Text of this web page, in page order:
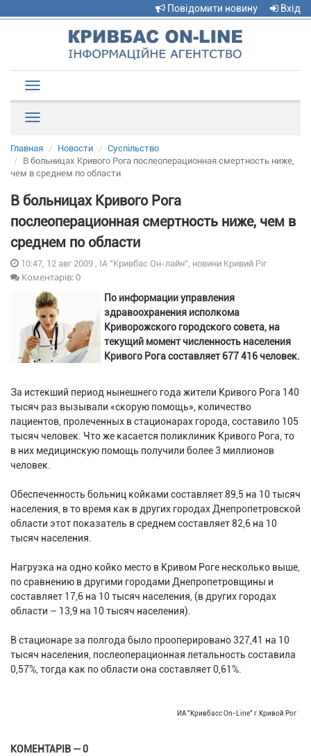
Повідомити новину Вхід
navigation
Главная Новости
Суспільство
В больницах Кривого Рога послеоперационная смертность ниже,
чем в среднем по области
В больницах Кривого Рога
послеоперационная смертность ниже, чем в
среднем по области
10:47, 12 авг 2009 , ІА "Кривбас Он-лайн", новини Кривий Ріг
Коментарів: 0
По информации управления
здравоохранения исполкома
Криворожского городского совета, на
текущий момент численность населения
Кривого Рога составляет 677 416 человек.
За истекший период нынешнего года жители Кривого Рога 140
тысяч раз вызывали «скорую помощь», количество
пациентов, пролеченных в стационарах города, составило 105
тысяч человек. Что же касается поликлиник Кривого Рога, то
в них медицинскую помощь получили более 3 миллионов
человек.
Обеспеченность больниц койками составляет 89,5 на 10 тысяч
населения, в то время как в других городах Днепропетровской
области этот показатель в среднем составляет 82,6 на 10
тысяч населения.
Нагрузка на одно койко место в Кривом Роге несколько выше,
по сравнению в другими городами Днепропетровщины и
составляет 17,6 на 10 тысяч населения, (в других городах
области – 13,9 на 10 тысяч населения).
В стационаре за полгода было прооперировано 327,41 на 10
тысяч населения, послеоперационная летальность составила
0,57%, тогда как по области она составляет 0,61%.
ИА "Кривбасс On-Line" г.Кривой Рог
КОМЕНТАРІВ — 0